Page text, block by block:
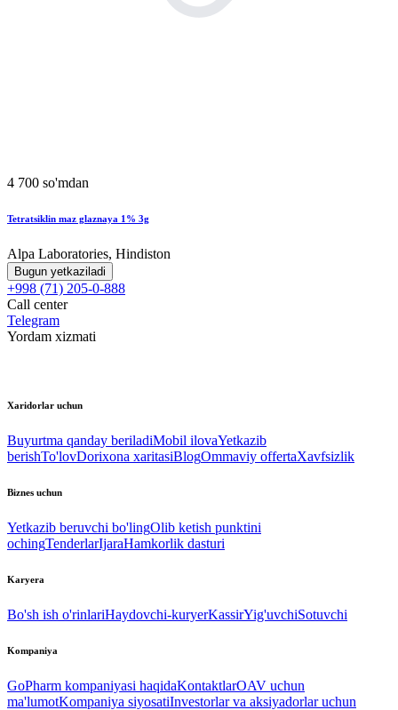
4 700 so'mdan
Tetratsiklin maz glaznaya 1% 3g
Alpa Laboratories, Hindiston
Bugun yetkaziladi
+998 (71) 205-0-888
Call center
Telegram
Yordam xizmati
Xaridorlar uchun
Buyurtma qanday beriladiMobil ilovaYetkazib
berishTo'lovDorixona xaritasiBlogOmmaviy offertaXavfsizlik
Biznes uchun
Yetkazib beruvchi bo'lingOlib ketish punktini
ochingTenderlarIjaraHamkorlik dasturi
Karyera
Bo'sh ish o'rinlariHaydovchi-kuryerKassirYig'uvchiSotuvchi
Kompaniya
GoPharm kompaniyasi haqidaKontaktlarOAV uchun
ma'lumotKompaniya siyosatiInvestorlar va aksiyadorlar uchun